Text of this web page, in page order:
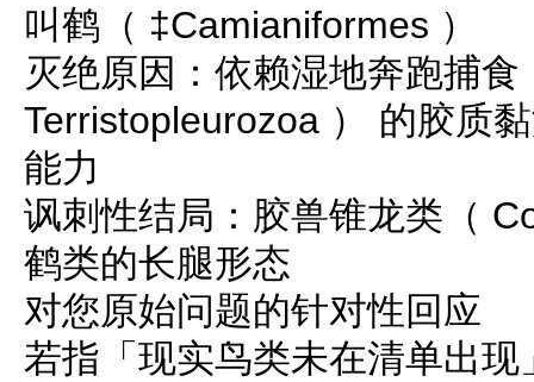
叫鹤（ ‡Camianiformes ）
灭绝原因：依赖湿地奔跑捕
Terristopleurozoa ） 的胶质
能力
讽刺性结局：胶兽锥龙类（
鹤类的长腿形态
对您原始问题的针对性回应
若指「现实鸟类未在清单出